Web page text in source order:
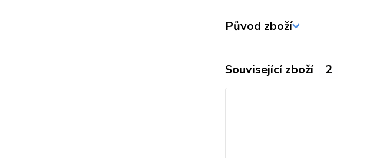
Původ zboží
Související zboží 2